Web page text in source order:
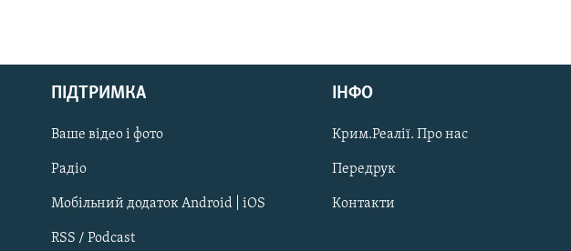
Русский
Qırımtatar
ДОЛУЧАЙСЯ!
ПІДТРИМКА
Ваше відео і фото
Радіо
Мобільний додаток Android | iOS
RSS / Podcast
ІНФО
Крим.Реалії. Про нас
Передрук
Контакти